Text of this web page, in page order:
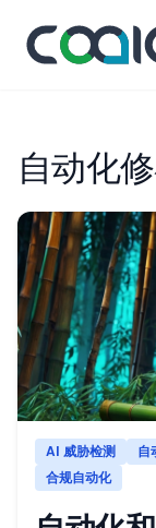
自动化
AI 威胁检测 自
合规自动化